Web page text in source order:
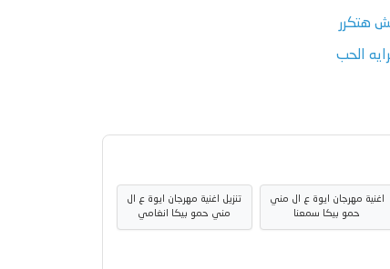
هتكرر
الحب
اغنية مهرجان ايوة ع ال مني
حمو بيكا سمعنا
تنزيل اغنية مهرجان ايوة ع ال
مني حمو بيكا انغامي